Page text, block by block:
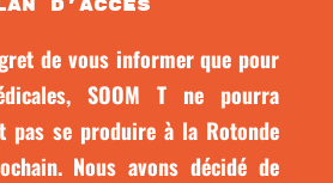
d'accès
de vous informer que pour
SOOM T ne pourra
pas se produire à la Rotonde
Nous avons décidé de